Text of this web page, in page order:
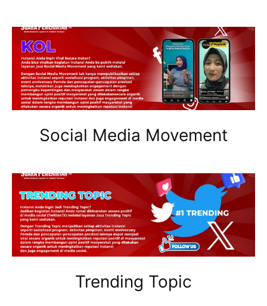
Social Media Movement
Trending Topic